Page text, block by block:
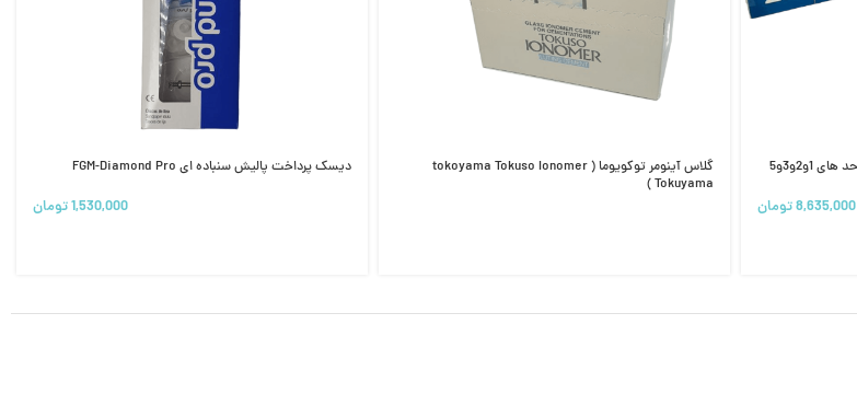
8,635,000تومان
گلاس آینومر توکویوما tokoyama Tokuso Ionomer )
Tokuyama )
دیسک پرداخت پالیش سنباده ای FGM-Diamond Pro
1,530,000تومان